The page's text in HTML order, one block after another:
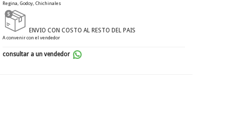
Regina, Godoy, Chichinales
ENVIO CON COSTO AL RESTO DEL PAIS
A convenir con el vendedor
consultar a un vendedor